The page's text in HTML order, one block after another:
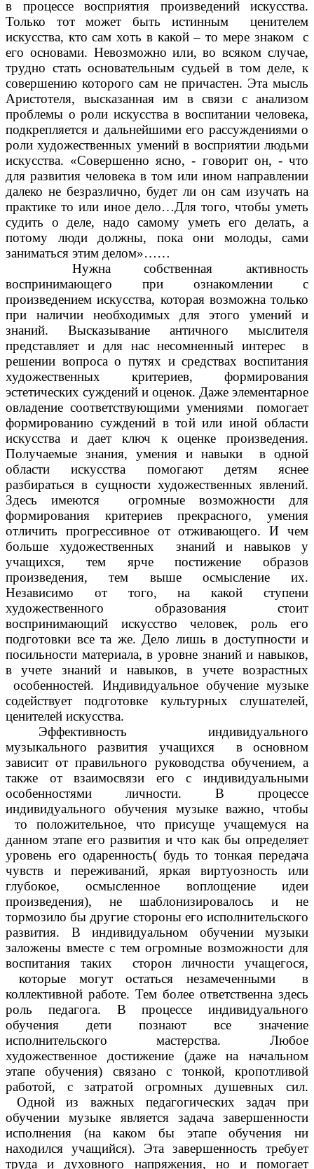
в процессе восприятия произведений искусства.
Только тот может быть истинным ценителем
искусства, кто сам хоть в какой – то мере знаком с
его основами. Невозможно или, во всяком случае,
трудно стать основательным судьей в том деле, к
совершению которого сам не причастен. Эта мысль
Аристотеля, высказанная им в связи с анализом
проблемы о роли искусства в воспитании человека,
подкрепляется и дальнейшими его рассуждениями о
роли художественных умений в восприятии людьми
искусства. «Совершенно ясно, - говорит он, - что
для развития человека в том или ином направлении
далеко не безразлично, будет ли он сам изучать на
практике то или иное дело…Для того, чтобы уметь
судить о деле, надо самому уметь его делать, а
потому люди должны, пока они молоды, сами
заниматься этим делом»……
Нужна собственная активность
воспринимающего при ознакомлении с
произведением искусства, которая возможна только
при наличии необходимых для этого умений и
знаний. Высказывание античного мыслителя
представляет и для нас несомненный интерес в
решении вопроса о путях и средствах воспитания
художественных критериев, формирования
эстетических суждений и оценок. Даже элементарное
овладение соответствующими умениями помогает
формированию суждений в той или иной области
искусства и дает ключ к оценке произведения.
Получаемые знания, умения и навыки в одной
области искусства помогают детям яснее
разбираться в сущности художественных явлений.
Здесь имеются огромные возможности для
формирования критериев прекрасного, умения
отличить прогрессивное от отживающего. И чем
больше художественных знаний и навыков у
учащихся, тем ярче постижение образов
произведения, тем выше осмысление их.
Независимо от того, на какой ступени
художественного образования стоит
воспринимающий искусство человек, роль его
подготовки все та же. Дело лишь в доступности и
посильности материала, в уровне знаний и навыков,
в учете знаний и навыков, в учете возрастных
особенностей. Индивидуальное обучение музыке
содействует подготовке культурных слушателей,
ценителей искусства.
Эффективность индивидуального
музыкального развития учащихся в основном
зависит от правильного руководства обучением, а
также от взаимосвязи его с индивидуальными
особенностями личности. В процессе
индивидуального обучения музыке важно, чтобы
то положительное, что присуще учащемуся на
данном этапе его развития и что как бы определяет
уровень его одаренность( будь то тонкая передача
чувств и переживаний, яркая виртуозность или
глубокое, осмысленное воплощение идеи
произведения), не шаблонизировалось и не
тормозило бы другие стороны его исполнительского
развития. В индивидуальном обучении музыки
заложены вместе с тем огромные возможности для
воспитания таких сторон личности учащегося,
которые могут остаться незамеченными в
коллективной работе. Тем более ответственна здесь
роль педагога. В процессе индивидуального
обучения дети познают все значение
исполнительского мастерства. Любое
художественное достижение (даже на начальном
этапе обучения) связано с тонкой, кропотливой
работой, с затратой огромных душевных сил.
Одной из важных педагогических задач при
обучении музыке является задача завершенности
исполнения (на каком бы этапе обучения ни
находился учащийся). Эта завершенность требует
труда и духовного напряжения, но и помогает